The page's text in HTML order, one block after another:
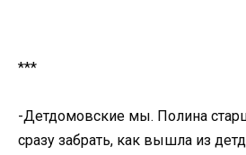
***
-Детдомовские мы. Полина
сразу забрать, как вышла из